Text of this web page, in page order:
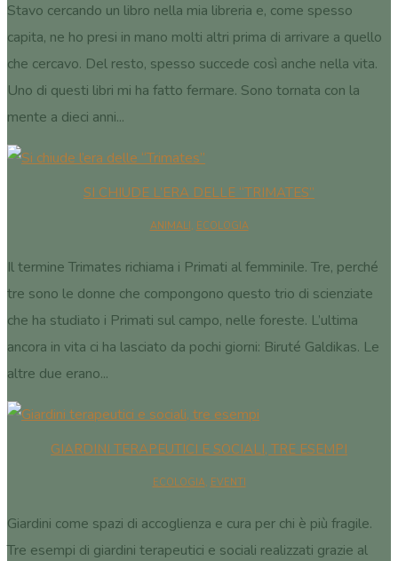
Stavo cercando un libro nella mia libreria e, come spesso
capita, ne ho presi in mano molti altri prima di arrivare a quello
che cercavo. Del resto, spesso succede così anche nella vita.
Uno di questi libri mi ha fatto fermare. Sono tornata con la
mente a dieci anni...
SI CHIUDE L’ERA DELLE “TRIMATES”
ANIMALI, ECOLOGIA
Il termine Trimates richiama i Primati al femminile. Tre, perché
tre sono le donne che compongono questo trio di scienziate
che ha studiato i Primati sul campo, nelle foreste. L’ultima
ancora in vita ci ha lasciato da pochi giorni: Biruté Galdikas. Le
altre due erano...
GIARDINI TERAPEUTICI E SOCIALI, TRE ESEMPI
ECOLOGIA, EVENTI
Giardini come spazi di accoglienza e cura per chi è più fragile.
Tre esempi di giardini terapeutici e sociali realizzati grazie al